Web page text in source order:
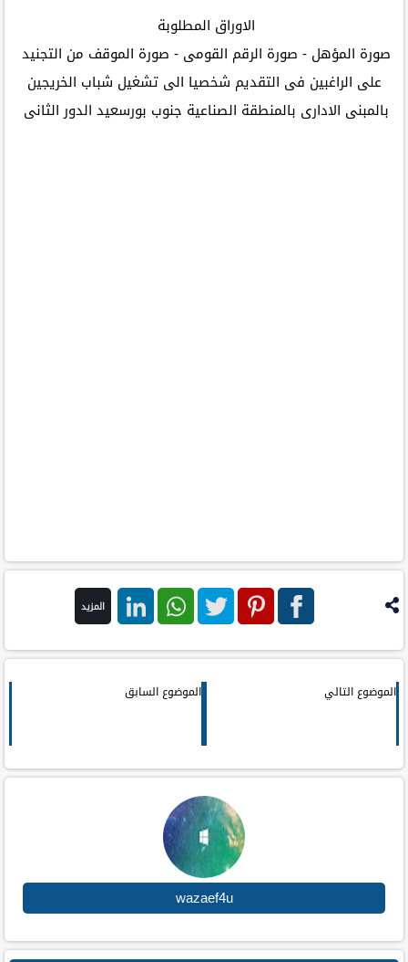
الاوراق المطلوبة
صورة المؤهل - صورة الرقم القومى - صورة الموقف من التجنيد
على الراغبين فى التقديم شخصيا الى تشغيل شباب الخريجين
بالمبنى الادارى بالمنطقة الصناعية جنوب بورسعيد الدور الثانى
المزيد
الموضوع التالي الموضوع السابق
wazaef4u